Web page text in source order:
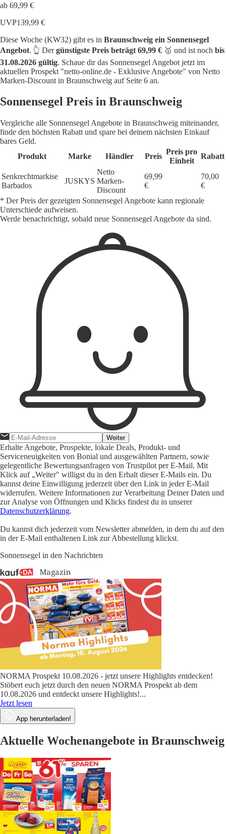
ab 69,99 €
UVP139,99 €
Diese Woche (KW32) gibt es in Braunschweig ein Sonnensegel
Angebot. 👆 Dergünstigste Preis beträgt 69,99 € 🥇 und ist noch bis
31.08.2026 gültig. Schaue dir das Sonnensegel Angebot jetzt im
aktuellen Prospekt "netto-online.de - Exklusive Angebote" von Netto
Marken-Discount in Braunschweig auf Seite 6 an.
Sonnensegel Preis in Braunschweig
Vergleiche alle Sonnensegel Angebote in Braunschweig miteinander,
finde den höchsten Rabatt und spare bei deinem nächsten Einkauf
bares Geld.
Produkt
Marke Händler Preis
Preis pro
Einheit
Rabatt
Senkrechtmarkise
Barbados
JUSKYS
Netto
Marken-
Discount
69,99
€
70,00
€
* Der Preis der gezeigten Sonnensegel Angebote kann regionale
Unterschiede aufweisen.
Werde benachrichtigt, sobald neue Sonnensegel Angebote da sind.
Weiter
Erhalte Angebote, Prospekte, lokale Deals, Produkt- und
Serviceneuigkeiten von Bonial und ausgewählten Partnern, sowie
gelegentliche Bewertungsanfragen von Trustpilot per E-Mail. Mit
Klick auf „Weiter" willigst du in den Erhalt dieser E-Mails ein. Du
kannst deine Einwilligung jederzeit über den Link in jeder E-Mail
widerrufen. Weitere Informationen zur Verarbeitung Deiner Daten und
zur Analyse von Öffnungen und Klicks findest du in unserer
Datenschutzerklärung.
Du kannst dich jederzeit vom Newsletter abmelden, in dem du auf den
in der E-Mail enthaltenen Link zur Abbestellung klickst.
Sonnensegel in den Nachrichten
NORMA Prospekt 10.08.2026 - jetzt unsere Highlights entdecken!
Stöbert euch jetzt durch den neuen NORMA Prospekt ab dem
10.08.2026 und entdeckt unsere Highlights!...
Jetzt lesen
App herunterladen!
Aktuelle Wochenangebote in Braunschweig